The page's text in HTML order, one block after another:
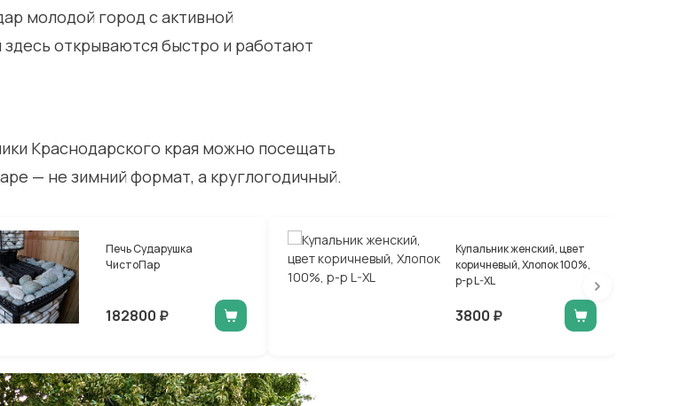
молодой город с активной
открываются быстро и работают
Краснодарского края можно посещать
— не зимний формат, а круглогодичный.
Печь Сударушка
ЧистоПар
182800 ₽
Купальник женский, цвет
коричневый, Хлопок 100%,
р-р L-XL
3800 ₽